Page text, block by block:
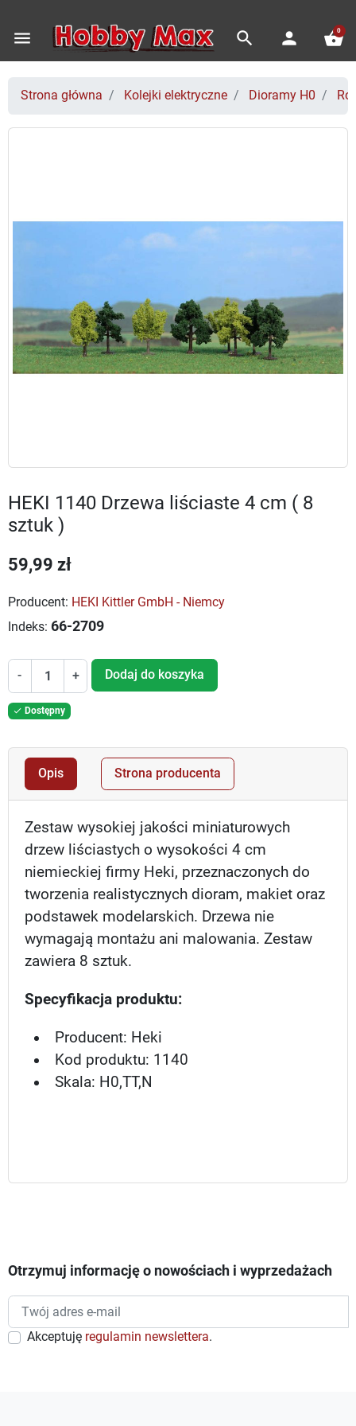
menu search person shopping_basket
0
Strona główna Kolejki elektryczne Dioramy H0
HEKI 1140 Drzewa liściaste 4 cm ( 8
sztuk )
59,99 zł
Producent: HEKI Kittler GmbH - Niemcy
Indeks: 66-2709
- + Dodaj do koszyka
 Dostępny
Opis Strona producenta
Zestaw wysokiej jakości miniaturowych
drzew liściastych o wysokości 4 cm
niemieckiej firmy Heki, przeznaczonych do
tworzenia realistycznych dioram, makiet oraz
podstawek modelarskich. Drzewa nie
wymagają montażu ani malowania. Zestaw
zawiera 8 sztuk.
Specyfikacja produktu:
Producent: Heki
Kod produktu: 1140
Skala: H0,TT,N
Otrzymuj informację o nowościach i wyprzedażach
Akceptuję regulamin newslettera.